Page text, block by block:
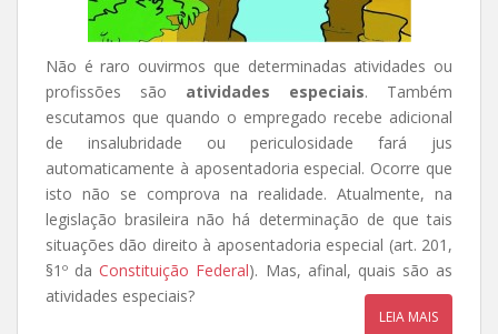
Não é raro ouvirmos que determinadas atividades ou
profissões são atividades especiais. Também
escutamos que quando o empregado recebe adicional
de insalubridade ou periculosidade fará jus
automaticamente à aposentadoria especial. Ocorre que
isto não se comprova na realidade. Atualmente, na
legislação brasileira não há determinação de que tais
situações dão direito à aposentadoria especial (art. 201,
§1º daConstituição Federal). Mas, afinal, quais são as
atividades especiais?
LEIA MAIS